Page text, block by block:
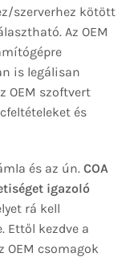
szerverhez kötött
Az OEM
is legálisan
OEM szoftvert
és
és az ún. COA
igazoló
rá kell
Ettől kezdve a
OEM csomagok